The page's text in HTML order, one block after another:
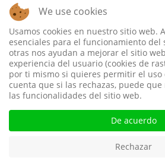
We use cookies
Usamos cookies en nuestro sitio web.
esenciales para el funcionamiento del
otras nos ayudan a mejorar el sitio
experiencia del usuario (cookies de
por ti mismo si quieres permitir el uso
cuenta que si las rechazas, puede
las funcionalidades del sitio web.
De acuerdo
Rechazar